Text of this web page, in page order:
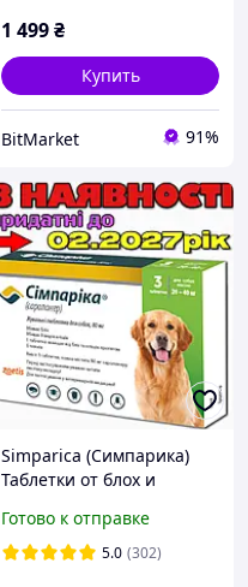
1 499₴
Купить
BitMarket 91%
Simparica (Симпарика)
Таблетки от блох и
20-40 кг (1 упаковка/ 3
таблетки)
Готово к отправке
5.0 (302)